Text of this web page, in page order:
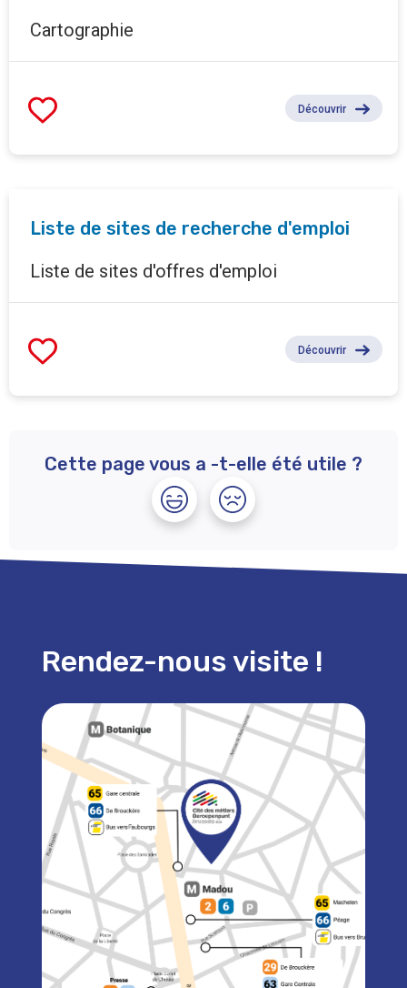
Cartographie
Découvrir
Liste de sites de recherche d'emploi
Liste de sites d'offres d'emploi
Découvrir
Cette page vous a -t-elle été utile ?
Rendez-nous visite !